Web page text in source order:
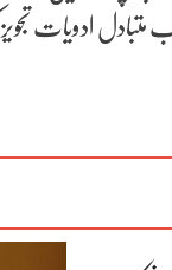
متبادل ادویات